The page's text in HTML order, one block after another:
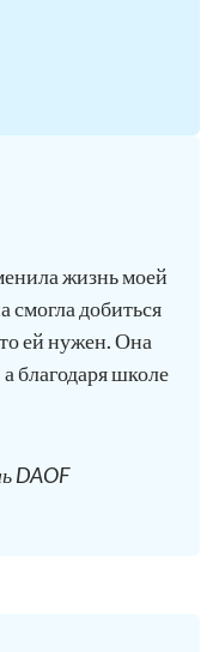
жизнь моей
смогла добиться
ей нужен. Она
благодаря школе
DAOF